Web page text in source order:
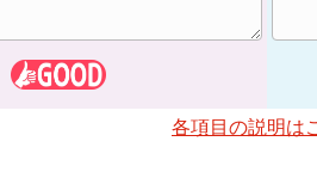
各項目の説明は